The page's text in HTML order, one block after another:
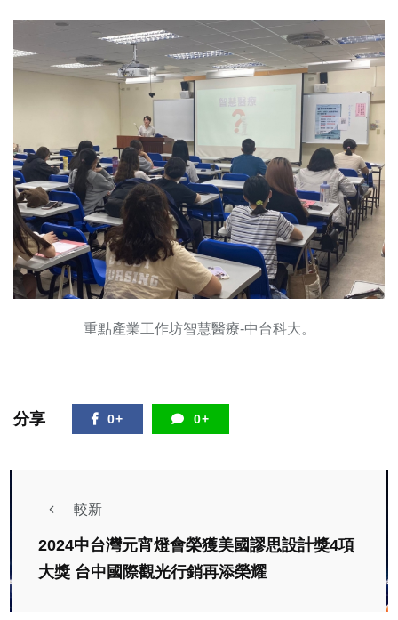
重點產業工作坊智慧醫療-中台科大。
分享 0+ 0+
較新
2024中台灣元宵燈會榮獲美國謬思設計獎4項
大獎 台中國際觀光行銷再添榮耀